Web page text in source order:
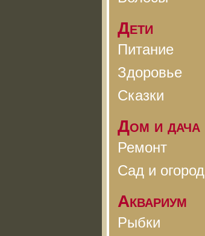
Дети
Питание
Здоровье
Сказки
Дом и дача
Ремонт
Сад и огород
Аквариум
Рыбки